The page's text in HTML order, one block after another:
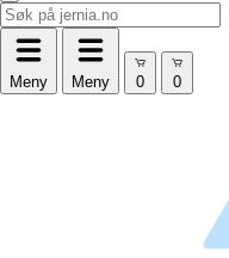
Meny Meny